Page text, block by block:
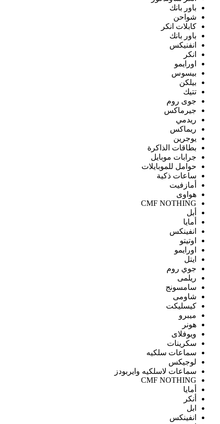
باور بانك
شواحن
كابلات انكر
باور بانك
انفنيكس
انكر
اورايمو
بيسوس
بيلكن
تتيك
جوى روم
جيرماكس
ريدمي
ريماكس
يوجرين
بطاقات الذاكرة
جرابات موبايل
حوامل للموبايلات
ساعات ذكية
أمازفيت
هواوى
CMF NOTHING
أبل
أمايا
انفينكس
اوتيتو
اورايمو
ايتل
جوي روم
ريلمى
سامسونج
شاومى
كيسليكت
ميبرو
هونر
ويوفلاى
سكرينات
سماعات سلكيه
لوجيكس
سماعات لاسلكيه وايربودز
CMF NOTHING
أمايا
أنكر
ابل
انفينكس